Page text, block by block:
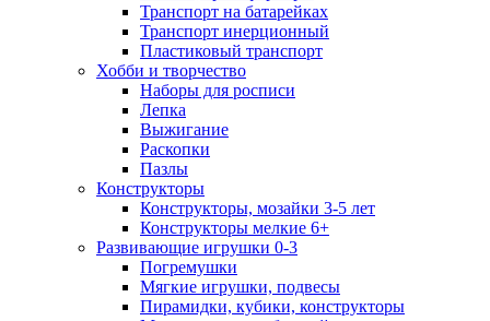
Транспорт на батарейках
Транспорт инерционный
Пластиковый транспорт
Хобби и творчество
Наборы для росписи
Лепка
Выжигание
Раскопки
Пазлы
Конструкторы
Конструкторы, мозайки 3-5 лет
Конструкторы мелкие 6+
Развивающие игрушки 0-3
Погремушки
Мягкие игрушки, подвесы
Пирамидки, кубики, конструкторы